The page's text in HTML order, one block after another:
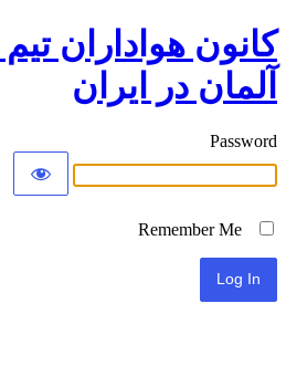
کانون هواداران
آلمان در ایران
Password
Remember Me